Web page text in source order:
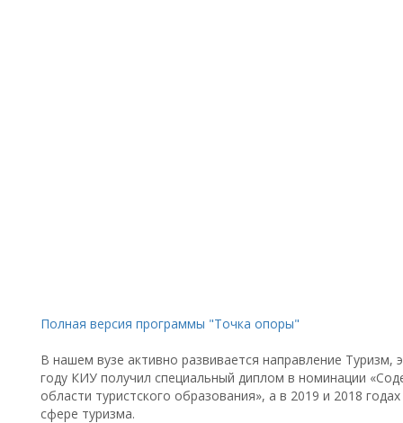
Полная версия программы "Точка опоры"
В нашем вузе активно развивается направление
году КИУ получил специальный диплом в номинации
области туристского образования», а в 2019 и 2018
сфере туризма.